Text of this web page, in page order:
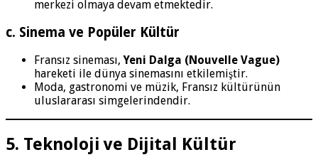
merkezi olmaya devam etmektedir.
c. Sinema ve Popüler Kültür
Fransız sineması,Yeni Dalga (Nouvelle Vague)
hareketi ile dünya sinemasını etkilemiştir.
Moda, gastronomi ve müzik, Fransız kültürünün
uluslararası simgelerindendir.
5. Teknoloji ve Dijital Kültür